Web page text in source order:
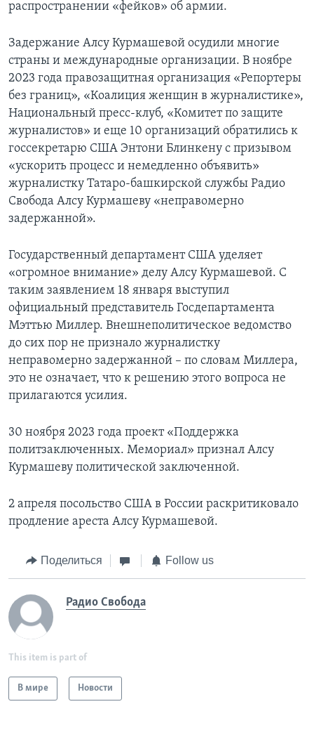
распространении «фейков» об армии.
Задержание Алсу Курмашевой осудили многие
страны и международные организации. В ноябре
2023 года правозащитная организация «Репортеры
без границ», «Коалиция женщин в журналистике»,
Национальный пресс-клуб, «Комитет по защите
журналистов» и еще 10 организаций обратились к
госсекретарю США Энтони Блинкену с призывом
«ускорить процесс и немедленно объявить»
журналистку Татаро-башкирской службы Радио
Свобода Алсу Курмашеву «неправомерно
задержанной».
Государственный департамент США уделяет
«огромное внимание» делу Алсу Курмашевой. С
таким заявлением 18 января выступил
официальный представитель Госдепартамента
Мэттью Миллер. Внешнеполитическое ведомство
до сих пор не признало журналистку
неправомерно задержанной – по словам Миллера,
это не означает, что к решению этого вопроса не
прилагаются усилия.
30 ноября 2023 года проект «Поддержка
политзаключенных. Мемориал» признал Алсу
Курмашеву политической заключенной.
2 апреля посольство США в России раскритиковало
продление ареста Алсу Курмашевой.
Поделиться Follow us
Радио Свобода
This item is part of
В мире Новости